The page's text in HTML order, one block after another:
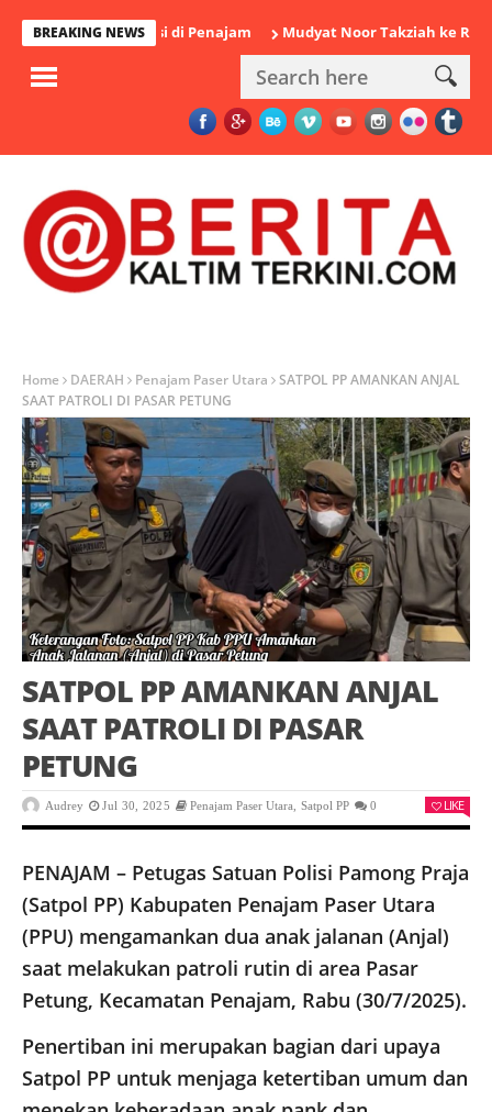
BREAKING NEWS
Polisi di Penajam Mudyat Noor Takziah ke Rumah
Home DAERAH Penajam Paser Utara
SATPOL PP AMANKAN ANJAL
SAAT PATROLI DI PASAR PETUNG
SATPOL PP AMANKAN ANJAL
SAAT PATROLI DI PASAR
PETUNG
Audrey Jul 30, 2025 Penajam Paser Utara Satpol PP 0 LIKE
PENAJAM – Petugas Satuan Polisi Pamong Praja
(Satpol PP) Kabupaten Penajam Paser Utara
(PPU) mengamankan dua anak jalanan (Anjal)
saat melakukan patroli rutin di area Pasar
Petung, Kecamatan Penajam, Rabu (30/7/2025).
Penertiban ini merupakan bagian dari upaya
Satpol PP untuk menjaga ketertiban umum dan